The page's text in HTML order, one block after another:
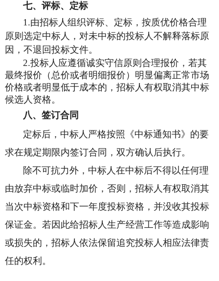
七、评标、定标
1.由招标人组织评标、定标，按质优价格合理
原则选定中标人，对未中标的投标人不解释落标原
因，不退回投标文件。
2.投标人应遵循诚实守信原则合理报价，若其
最终报价（总价或者明细报价）明显偏离正常市场
价格或者明显低于成本的，招标人有权取消其中标
候选人资格。
八、签订合同
定标后，中标人严格按照《中标通知书》的要
求在规定期限内签订合同，双方确认后执行。
除不可抗力外，中标人在中标后不得以任何理
由放弃中标或临时加价，否则，招标人有权取消其
当次中标资格和下一年度投标资格，并没收其投标
保证金。若因此给招标人生产经营工作等造成影响
或损失的，招标人依法保留追究投标人相应法律责
任的权利。